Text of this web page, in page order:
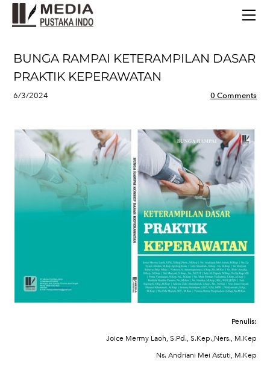
BUNGA RAMPAI KETERAMPILAN DASAR
PRAKTIK KEPERAWATAN
6/3/2024 0 Comments
Penulis:
Joice Mermy Laoh, S.Pd., S.Kep.,Ners., M.Kep
Ns. Andriani Mei Astuti, M.Kep